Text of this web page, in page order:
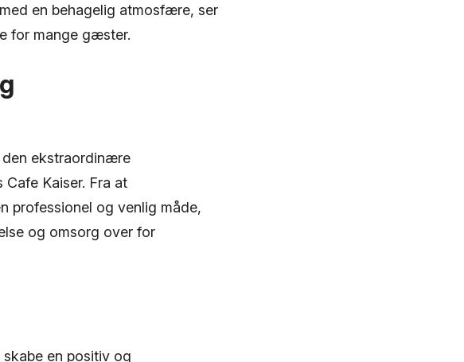
en behagelig atmosfære, ser
for mange gæster.
ekstraordinære
Kaiser. Fra at
professionel og venlig måde,
og omsorg over for
en positiv og